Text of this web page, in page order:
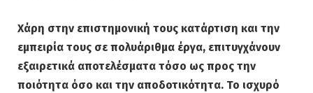
Χάρη στην επιστημονική τους κατάρτιση και την
εμπειρία τους σε πολυάριθμα έργα, επιτυγχάνουν
εξαιρετικά αποτελέσματα τόσο ως προς την
ποιότητα όσο και την αποδοτικότητα. Το ισχυρό